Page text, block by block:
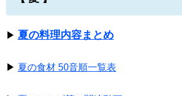
▶ 夏の料理内容まとめ
▶ 夏の食材 50音順一覧表